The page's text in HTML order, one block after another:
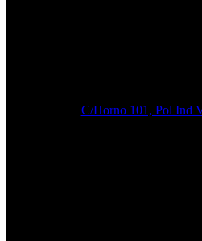
C/Horno 101, Pol Ind